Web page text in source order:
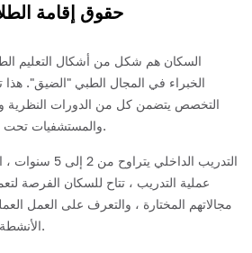
حقوق إقامة
السكان هم شكل من أشكال التعليم
الخبراء في المجال الطبي "الضيق". هذا
التخصص يتضمن كل من الدورات النظرية
والمستشفيات تحت إشراف الأطباء ذوي الخبرة.
التدريب الداخلي
عملية التدريب ، تتاح للسكان الفرصة
مجالاتهم المختارة ، والتعرف على العمل
الأنشطة العلمية والبحوث السريرية.